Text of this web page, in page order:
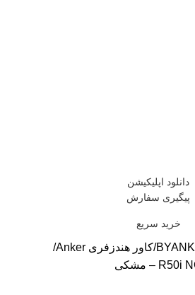
دانلود اپلیکیشن
پیگیری سفارش
خرید سریع
کاور هندزفری Anker